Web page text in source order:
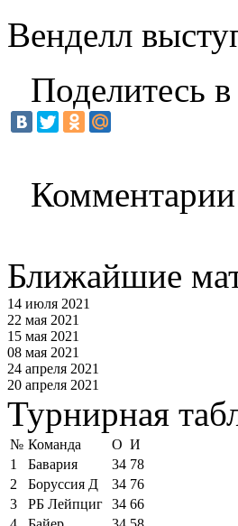
Венделл
Поделитесь
Ближайшие
14 июля 2021
22 мая 2021
15 мая 2021
08 мая 2021
24 апреля 2021
20 апреля 2021
Турнирная
№ Команда О И
1
Бавария 34 78
2
Боруссия Д 34 76
3
РБ Лейпциг 34 66